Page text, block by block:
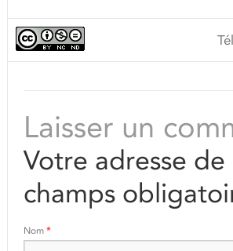
Laisser un
Votre adresse
champs
Nom *